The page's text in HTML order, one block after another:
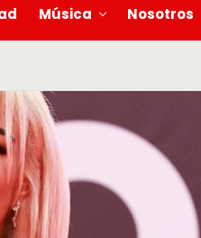
Música Nosotros